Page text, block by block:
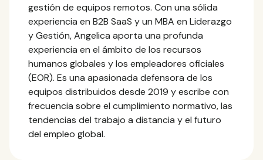
gestión de equipos remotos. Con una sólida
experiencia en B2B SaaS y un MBA en Liderazgo
y Gestión, Angelica aporta una profunda
experiencia en el ámbito de los recursos
humanos globales y los empleadores oficiales
(EOR). Es una apasionada defensora de los
equipos distribuidos desde 2019 y escribe con
frecuencia sobre el cumplimiento normativo, las
tendencias del trabajo a distancia y el futuro
del empleo global.